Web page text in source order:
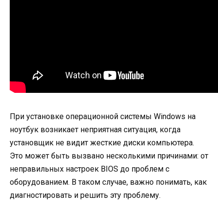
При установке операционной системы Windows на
ноутбук возникает неприятная ситуация, когда
установщик не видит жесткие диски компьютера.
Это может быть вызвано несколькими причинами: от
неправильных настроек BIOS до проблем с
оборудованием. В таком случае, важно понимать, как
диагностировать и решить эту проблему.